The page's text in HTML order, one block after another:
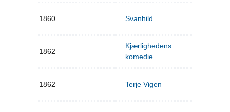
1860 Svanhild
1862
Kjærlighedens
komedie
1862 Terje Vigen